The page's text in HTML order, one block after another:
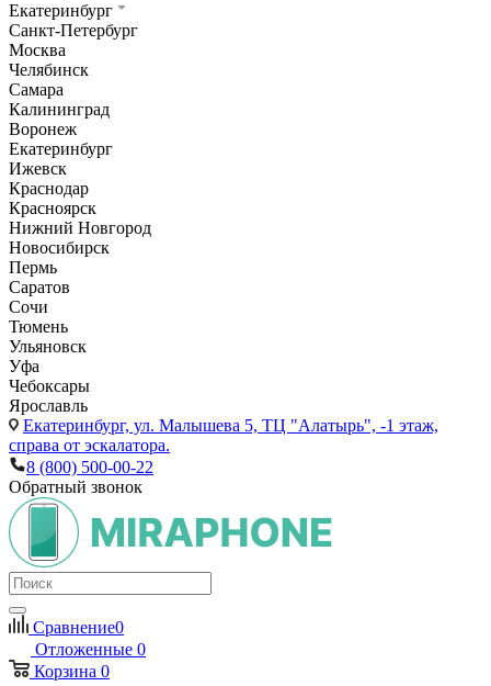
Екатеринбург
Санкт-Петербург
Москва
Челябинск
Самара
Калининград
Воронеж
Екатеринбург
Ижевск
Краснодар
Красноярск
Нижний Новгород
Новосибирск
Пермь
Саратов
Сочи
Тюмень
Ульяновск
Уфа
Чебоксары
Ярославль
Екатеринбург, ул. Малышева 5, ТЦ "Алатырь", -1 этаж,
справа от эскалатора.
8 (800) 500-00-22
Обратный звонок
Сравнение0
Отложенные 0
Корзина 0